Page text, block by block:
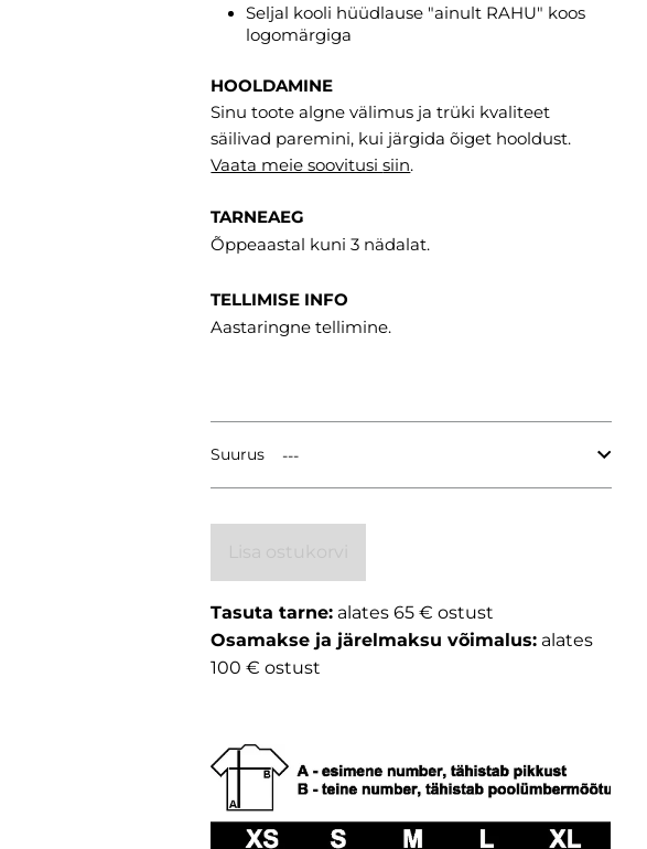
Seljal kooli hüüdlause "ainult RAHU" koos
logomärgiga
HOOLDAMINE
Sinu toote algne välimus ja trüki kvaliteet
säilivad paremini, kui järgida õiget hooldust.
Vaata meie soovitusisiin.
TARNEAEG
Õppeaastal kuni 3 nädalat.
TELLIMISE INFO
Aastaringne tellimine.
Suurus
Tasuta tarne: alates 65 € ostust
Osamakse ja järelmaksu võimalus: alates
100 € ostust